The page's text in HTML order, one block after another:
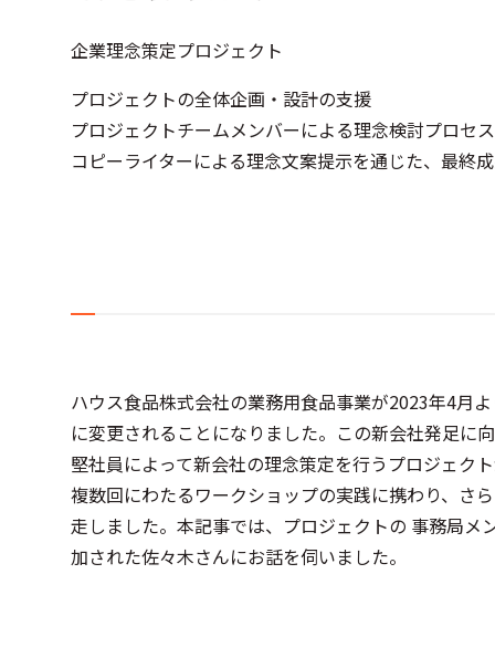
企業理念策定プロジェクト
プロジェクトの全体企画・設計の支援
プロジェクトチームメンバーによる理念検討プロセ
コピーライターによる理念文案提示を通じた、最終
ハウス食品株式会社の業務用食品事業が2023年4月
に変更されることになりました。この新会社発足に
堅社員によって新会社の理念策定を行うプロジェク
複数回にわたるワークショップの実践に携わり、さ
走しました。本記事では、プロジェクトの 事務局
加された佐々木さんにお話を伺いました。